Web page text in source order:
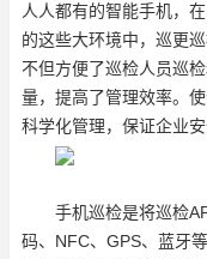
人人都有的智能手机，
的这些大环境中，巡更
不但方便了巡检人员巡
量，提高了管理效率。
科学化管理，保证企业安
手机巡检是将巡检
码、NFC、GPS、蓝牙